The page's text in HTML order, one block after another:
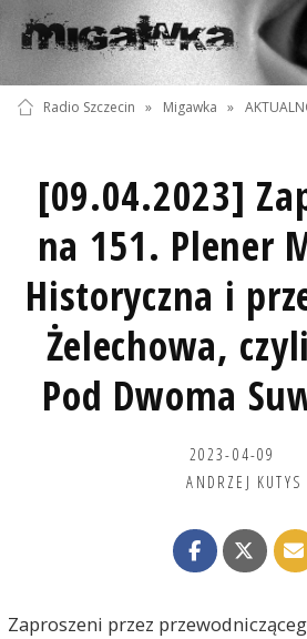
Radio Szczecin » Migawka »
[09.04.2023]
na 151. Plener
Historyczna i
Żelechowa,
Pod Dwoma
2023-04-09
ANDRZEJ KUTYS
Zaproszeni przez